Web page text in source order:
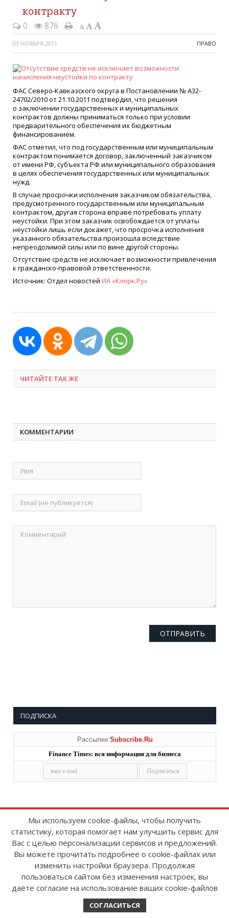
контракту
0 876
03 НОЯБРЯ 2011 ПРАВО
ФАС Северо-Кавказского округа в Постановлении № А32-
24702/2010 от 21.10.2011 подтвердил, что решения
о заключении государственных и муниципальных
контрактов должны приниматься только при условии
предварительного обеспечения их бюджетным
финансированием.
ФАС отметил, что под государственным или муниципальным
контрактом понимается договор, заключенный заказчиком
от имени РФ, субъекта РФ или муниципального образования
в целях обеспечения государственных или муниципальных
нужд.
В случае просрочки исполнения заказчиком обязательства,
предусмотренного государственным или муниципальным
контрактом, другая сторона вправе потребовать уплату
неустойки. При этом заказчик освобождается от уплаты
неустойки лишь если докажет, что просрочка исполнения
указанного обязательства произошла вследствие
непреодолимой силы или по вине другой стороны.
Отсутствие средств не исключает возможности привлечения
к гражданско-правовой ответственности.
Источник: Отдел новостей ИА «Клерк.Ру»
ЧИТАЙТЕ ТАК ЖЕ
КОММЕНТАРИИ
ПОДПИСКА
Рассылки Subscribe.Ru
Finance Times: вся информация для бизнеса
Copyright © 2008-2026FinanceTimes
Зарегистрировано в Роскомнадзоре
Свидетельство о регистрации СМИ:
серия Эл № ФС77-86300 от 10 ноября 2023 г
Мы используем cookie-файлы, чтобы получить
статистику, которая помогает нам улучшить сервис для
Вас с целью персонализации сервисов и предложений.
Вы можете прочитать подробнее о cookie-файлах или
изменить настройки браузера. Продолжая
пользоваться сайтом без изменения настроек, вы
даёте согласие на использование ваших cookie-файлов
СОГЛАСИТЬСЯ